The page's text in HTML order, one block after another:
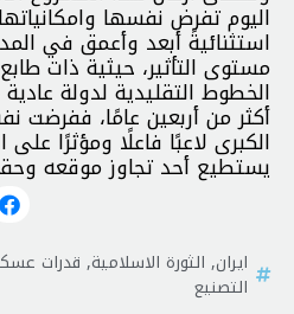
اليوم تفرض نفسها وامكانياتها
استثنائيةً أبعد وأعمق في
مستوى التأثير، حيثية ذات
الخطوط التقليدية لدولة
أكثر من أربعين عامًا، ففرضت
الكبرى لاعبًا فاعلًا ومؤثرًا
يستطيع أحد تجاوز موقعه
ايران, الثورة الاسلامية, قدرات
التصنيع